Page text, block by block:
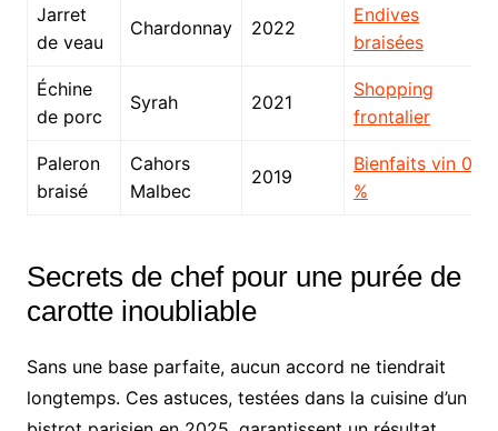
Jarret
de veau
Chardonnay 2022
Endives
braisées
Échine
de porc
Syrah 2021
Shopping
frontalier
Paleron
braisé
Cahors
Malbec
2019
Bienfaits vin 0
%
Secrets de chef pour une purée de
carotte inoubliable
Sans une base parfaite, aucun accord ne tiendrait
longtemps. Ces astuces, testées dans la cuisine d’un